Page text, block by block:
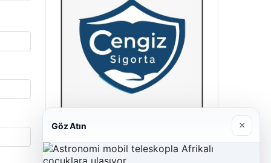
23/06/2026
Göz Atın ×